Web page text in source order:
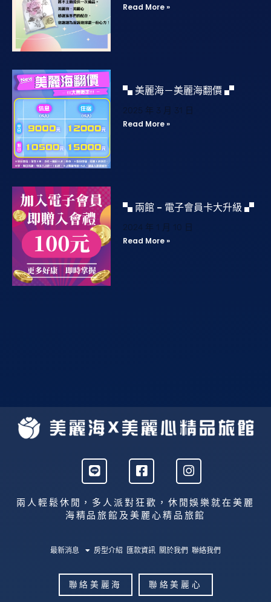
Read More »
▚ 美麗海－美麗海翻價 ▞
2025 年 3 月 31 日
Read More »
▚ 兩館 – 電子會員卡大升級 ▞
2024 年 1 月 10 日
Read More »
L
i
n
e
F
a
c
e
b
k
s
q
I
n
s
t
a
a
兩人輕鬆休閒，多人派對狂歡，休閒娛樂就在美麗
海精品旅館及美麗心精品旅館
最新消息 房型介紹 匯款資訊 關於我們 聯絡我們
聯絡美麗海 聯絡美麗心